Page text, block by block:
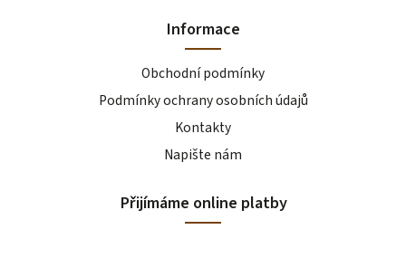
Informace
Obchodní podmínky
Podmínky ochrany osobních údajů
Kontakty
Napište nám
Přijímáme online platby